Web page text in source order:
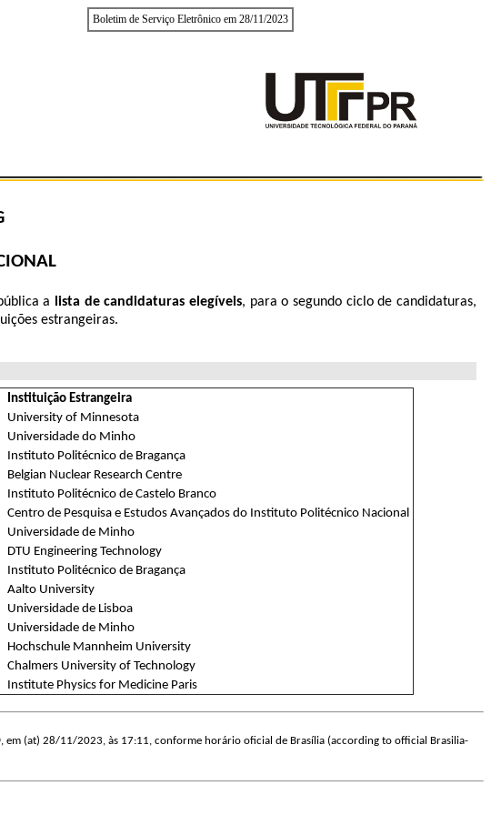
Boletim de Serviço Eletrônico em 28/11/2023
a lista de candidaturas elegíveis, para o segundo ciclo de candidaturas,
estrangeiras.
Instituição Estrangeira
University of Minnesota
Universidade do Minho
Instituto Politécnico de Bragança
Belgian Nuclear Research Centre
Instituto Politécnico de Castelo Branco
Centro de Pesquisa e Estudos Avançados do Instituto Politécnico Nacional
Universidade de Minho
DTU Engineering Technology
Instituto Politécnico de Bragança
Aalto University
Universidade de Lisboa
Universidade de Minho
Hochschule Mannheim University
Chalmers University of Technology
Institute Physics for Medicine Paris
, em (at) 28/11/2023, às 17:11, conforme horário oficial de Brasília (according to official Brasilia-